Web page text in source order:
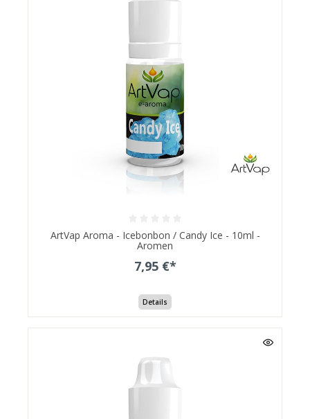
ArtVap Aroma - Icebonbon / Candy Ice - 10ml -
Aromen
7,95 €*
Details